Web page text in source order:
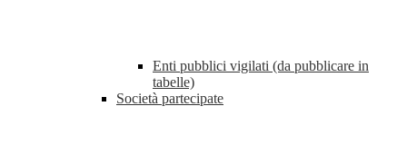
Enti pubblici vigilati (da pubblicare in
tabelle)
Società partecipate